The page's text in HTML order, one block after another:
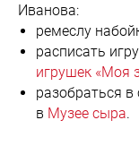
Иванова:
ремеслу
расписать
игрушек «Моя
разобраться
в Музее сыра.